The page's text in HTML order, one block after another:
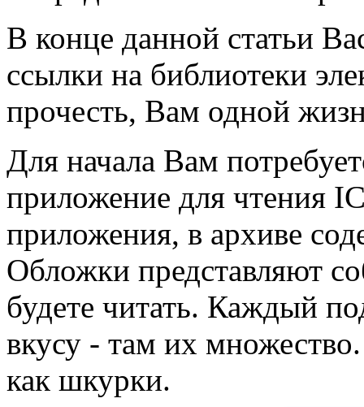
В конце данной статьи
ссылки на библиотеки
прочесть, Вам одной
Для начала Вам
приложение для чтения
приложения, в архиве
Обложки представляют
будете читать. Каждый
вкусу - там их
как шкурки.